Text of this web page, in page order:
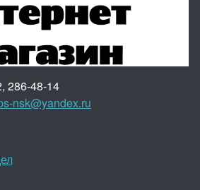
286-48-14
nsk@yandex.ru